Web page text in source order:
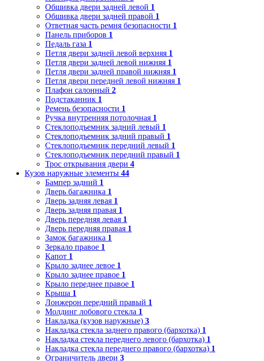
Обшивка двери задней левой 1
Обшивка двери задней правой 1
Ответная часть ремня безопасности 1
Панель приборов 1
Педаль газа 1
Петля двери задней левой верхняя 1
Петля двери задней левой нижняя 1
Петля двери задней правой нижняя 1
Петля двери передней левой нижняя 1
Плафон салонный 2
Подстаканник 1
Ремень безопасности 1
Ручка внутренняя потолочная 1
Стеклоподъемник задний левый 1
Стеклоподъемник задний правый 1
Стеклоподъемник передний левый 1
Стеклоподъемник передний правый 1
Трос открывания двери 4
Кузов наружные элементы 44
Бампер задний 1
Дверь багажника 1
Дверь задняя левая 1
Дверь задняя правая 1
Дверь передняя левая 1
Дверь передняя правая 1
Замок багажника 1
Зеркало правое 1
Капот 1
Крыло заднее левое 1
Крыло заднее правое 1
Крыло переднее правое 1
Крыша 1
Лонжерон передний правый 1
Молдинг лобового стекла 1
Накладка (кузов наружные) 3
Накладка стекла заднего правого (бархотка) 1
Накладка стекла переднего левого (бархотка) 1
Накладка стекла переднего правого (бархотка) 1
Ограничитель двери 3